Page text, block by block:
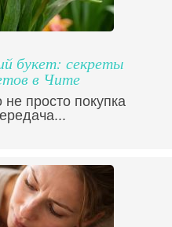
букет: секреты
в Чите
просто покупка